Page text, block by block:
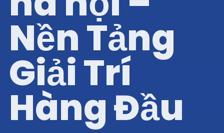
Nền Tảng
Giải Trí
Hàng Đầu